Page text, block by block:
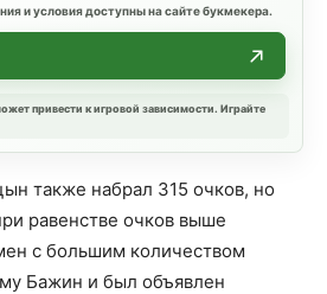
и условия доступны на сайте букмекера.
привести к игровой зависимости. Играйте
также набрал 315 очков, но
равенстве очков выше
с большим количеством
Бажин и был объявлен